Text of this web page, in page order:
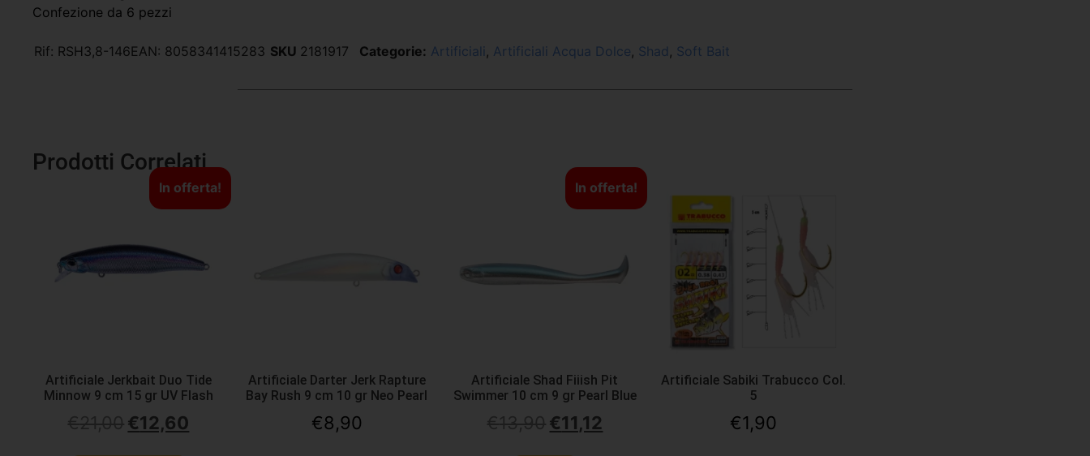
Confezione da 6 pezzi
Rif: RSH3,8-146EAN: 8058341415283 SKU 2181917 Categorie: Artificiali , Artificiali Acqua Dolce, Shad , Soft Bait
Prodotti Correlati
In offerta!
Artificiale Jerkbait Duo Tide
Minnow 9 cm 15 gr UV Flash
€12,60
Artificiale Darter Jerk Rapture
Bay Rush 9 cm 10 gr Neo Pearl
€8,90
In offerta!
Artificiale Shad Fiiish Pit
Swimmer 10 cm 9 gr Pearl Blue
€11,12
Artificiale Sabiki Trabucco Col.
5
€1,90